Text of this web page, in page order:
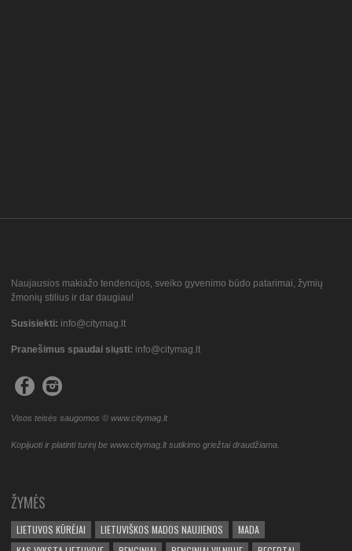
Naujausios makiažo tendencijos, sveiko gyvenimo būdo patarimai, žymių
žmonių stilius ir dar daugiau!
Susisiekti: info@citymag.lt
Pranešimus spaudai siųsti: info@citymag.lt
Visos teisės saugomos © www.citymag.lt
Kopijuoti ir platinti turinį be www.citymag.lt sutikimo griežtai draudžiama.
ŽYMĖS
LIETUVOS KŪRĖJAI LIETUVIŠKOS MADOS NAUJIENOS
MADA